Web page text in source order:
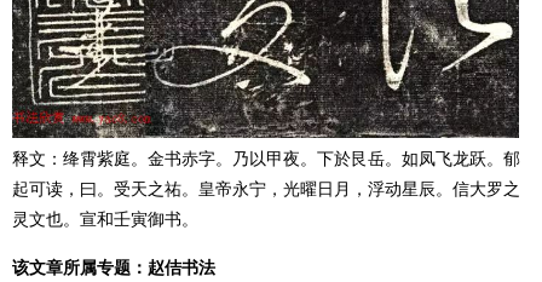
释文：绛霄紫庭。金书赤字。乃以甲夜。下於艮岳。如凤飞龙跃。郁
起可读，曰。受天之祐。皇帝永宁，光曜日月，浮动星辰。信大罗之
灵文也。宣和壬寅御书。
该文章所属专题： 赵佶书法